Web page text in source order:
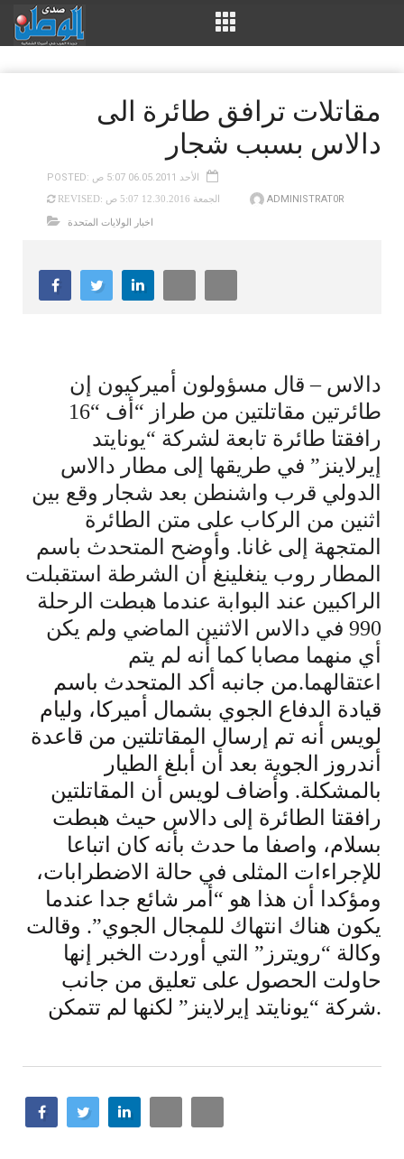
مقاتلات ترافق طائرة الى
دالاس بسبب شجار
POSTED: الأحد 06.05.2011 5:07 ص
REVISED: الجمعة 12.30.2016 5:07 ص
ADMINISTRAT0R
اخبار الولايات المتحدة
دالاس – قال مسؤولون أميركيون إن
طائرتين مقاتلتين من طراز “أف “16
رافقتا طائرة تابعة لشركة “يونايتد
إيرلاينز” في طريقها إلى مطار دالاس
الدولي قرب واشنطن بعد شجار وقع بين
اثنين من الركاب على متن الطائرة
المتجهة إلى غانا. وأوضح المتحدث باسم
المطار روب ينغلينغ أن الشرطة استقبلت
الراكبين عند البوابة عندما هبطت الرحلة
990 في دالاس الاثنين الماضي ولم يكن
أي منهما مصابا كما أنه لم يتم
اعتقالهما.من جانبه أكد المتحدث باسم
قيادة الدفاع الجوي بشمال أميركا، وليام
لويس أنه تم إرسال المقاتلتين من قاعدة
أندروز الجوية بعد أن أبلغ الطيار
بالمشكلة. وأضاف لويس أن المقاتلتين
رافقتا الطائرة إلى دالاس حيث هبطت
بسلام، واصفا ما حدث بأنه كان اتباعا
للإجراءات المثلى في حالة الاضطرابات،
ومؤكدا أن هذا هو “أمر شائع جدا عندما
يكون هناك انتهاك للمجال الجوي”. وقالت
وكالة “رويترز” التي أوردت الخبر إنها
حاولت الحصول على تعليق من جانب
شركة “يونايتد إيرلاينز” لكنها لم تتمكن.